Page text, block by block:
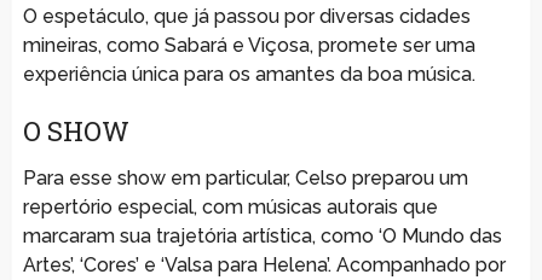
O espetáculo, que já passou por diversas cidades
mineiras, como Sabará e Viçosa, promete ser uma
experiência única para os amantes da boa música.
O SHOW
Para esse show em particular, Celso preparou um
repertório especial, com músicas autorais que
marcaram sua trajetória artística, como ‘O Mundo das
Artes’, ‘Cores’ e ‘Valsa para Helena’. Acompanhado por